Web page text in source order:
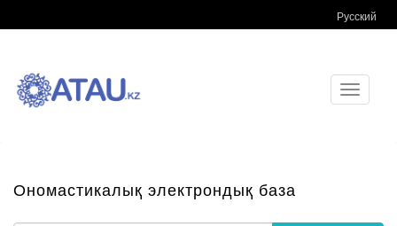
Русский
Toggle
Ономастикалық электрондық база